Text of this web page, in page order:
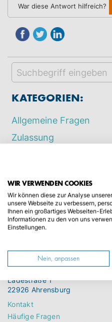
War diese Antwort hilfreich?
KATEGORIEN:
Allgemeine Fragen
Zulassung
Überführung auf
Zentrale
Ladestraße 1
22926 Ahrensburg
Kontakt
Häufige Fragen
WIR VERWENDEN COOKIES
Wir können diese zur Analyse
unsere Webseite zu verbessern,
Ihnen ein großartiges Webseiten-
Informationen zu den von uns
Einstellungen.
Nein, anpassen